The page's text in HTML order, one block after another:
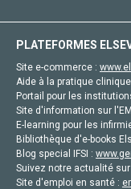
PLATEFORMES
Site e-commerce :
Aide à la pratique
Portail pour les
Site d'information sur
E-learning pour les
Bibliothèque d'e-books
Blog special IFSI :
Suivez notre actualité
Site d'emploi en santé :